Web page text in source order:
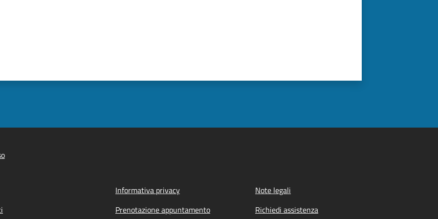
Informativa privacy
Note legali
Prenotazione appuntamento Richiedi assistenza